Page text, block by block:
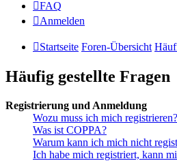
FAQ
Anmelden
Startseite Foren-Übersicht
Häufig gestellte Fragen
Registrierung und Anmeldung
Wozu muss ich mich registrieren?
Was ist COPPA?
Warum kann ich mich nicht
Ich habe mich registriert, kann